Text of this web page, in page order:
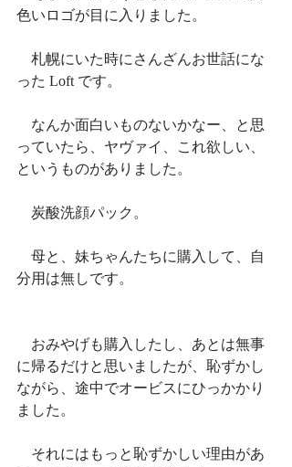
色いロゴが目に入りました。
札幌にいた時にさんざんお世話にな
った Loft です。
なんか面白いものないかなー、と思
っていたら、ヤヴァイ、これ欲しい、
というものがありました。
炭酸洗顔パック。
母と、妹ちゃんたちに購入して、自
分用は無しです。
おみやげも購入したし、あとは無事
に帰るだけと思いましたが、恥ずかし
ながら、途中でオービスにひっかかり
ました。
それにはもっと恥ずかしい理由があ